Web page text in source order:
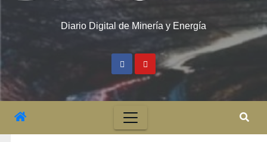
Diario Digital de Minería y Energía